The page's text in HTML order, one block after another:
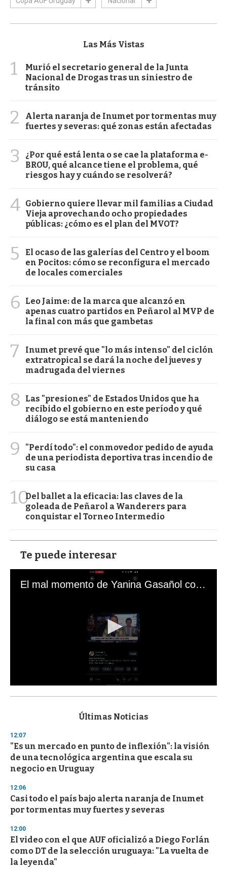
Las Más Vistas
1
Murió el secretario general de la Junta
Nacional de Drogas tras un siniestro de
tránsito
2
Alerta naranja de Inumet por tormentas muy
fuertes y severas: qué zonas están afectadas
3
¿Por qué está lenta o se cae la plataforma e-
BROU, qué alcance tiene el problema, qué
riesgos hay y cuándo se resolverá?
4 Gobierno quiere llevar mil familias a Ciudad
Vieja aprovechando ocho propiedades
públicas: ¿cómo es el plan del MVOT?
5
El ocaso de las galerías del Centro y el boom
en Pocitos: cómo se reconfigura el mercado
de locales comerciales
6
Leo Jaime: de la marca que alcanzó en
apenas cuatro partidos en Peñarol al MVP de
la final con más que gambetas
7
Inumet prevé que "lo más intenso" del ciclón
extratropical se dará la noche del jueves y
madrugada del viernes
8
Las "presiones" de Estados Unidos que ha
recibido el gobierno en este período y qué
diálogo se está manteniendo
9
"Perdí todo": el conmovedor pedido de ayuda
de una periodista deportiva tras incendio de
su casa
10Del ballet a la eficacia: las claves de la
goleada de Peñarol a Wanderers para
conquistar el Torneo Intermedio
Te puede interesar
El mal momento de Yanina Gasañol con un hincha argentino en "Subrayado"
s
d
s
o
f
3
s
e
c
o
d
s
Últimas Noticias
12:07
"Es un mercado en punto de inflexión": la visión
de una tecnológica argentina que escala su
negocio en Uruguay
12:06
Casi todo el país bajo alerta naranja de Inumet
por tormentas muy fuertes y severas
12:00
El video con el que AUF oficializó a Diego Forlán
como DT de la selección uruguaya: "La vuelta de
la leyenda"